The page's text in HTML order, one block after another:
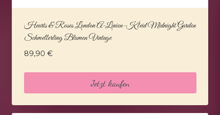
Hearts & Roses London A-Linien-Kleid Midnight Garden
Schmetterling Blumen Vintage
89,90 €
Jetzt kaufen